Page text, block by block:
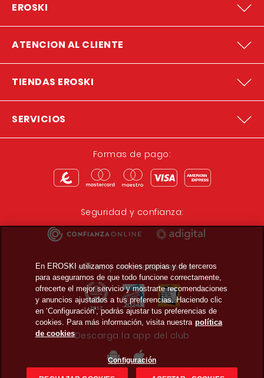
EROSKI
ATENCION AL CLIENTE
TIENDAS EROSKI
SERVICIOS
Formas de pago:
Seguridad y confianza:
Premios y reconocimientos:
Descarga la app del club
En EROSKI utilizamos cookies propias y de terceros
para asegurarnos de que todo funcione correctamente,
ofrecerte el mejor servicio y mostrarte recomendaciones
y anuncios ajustados a tus preferencias. Haciendo clic
en ‘Configuración’, podrás ajustar tus preferencias de
cookies. Para más información, visita nuestra política
de cookies
Configuración